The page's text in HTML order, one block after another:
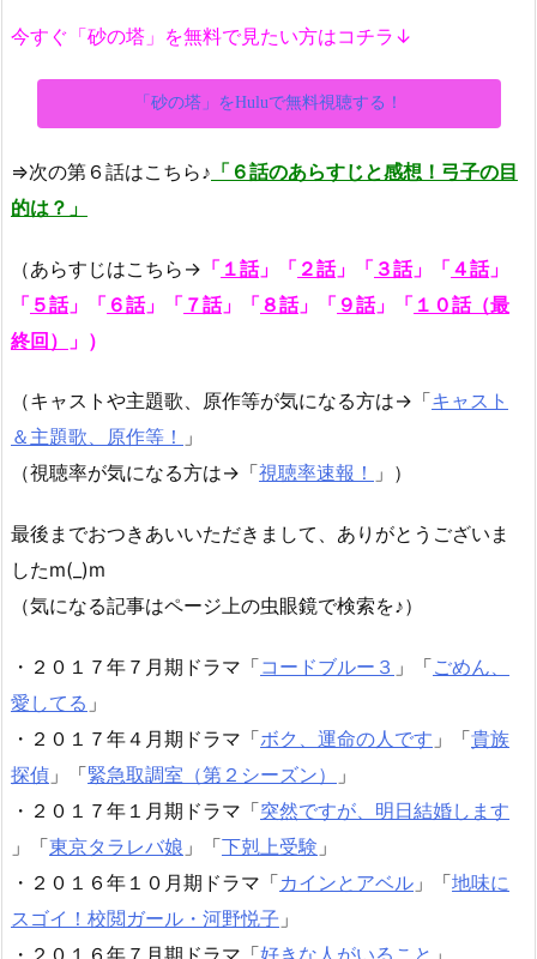
今すぐ「砂の塔」を無料で見たい方はコチラ↓
「砂の塔」をHuluで無料視聴する！
⇒次の第６話はこちら♪ 「６話のあらすじと感想！弓子の目
的は？」
（あらすじはこちら→ 「 １話」「 ２話」 「 ３話」 「 ４話」
「 ５話」 「 ６話」 「 ７話」 「 ８話」「 ９話」 「 １０話（最
終回）
」 ）
（キャストや主題歌、原作等が気になる方は→「キャスト
＆主題歌、原作等！ 」
（視聴率が気になる方は→「視聴率速報！ 」）
最後までおつきあいいただきまして、ありがとうございま
したm(_)m
（気になる記事はページ上の虫眼鏡で検索を♪）
・２０１７年７月期ドラマ「コードブルー３ 」「ごめん、
愛してる 」
・２０１７年４月期ドラマ「ボク、運命の人です 」「貴族
探偵 」「緊急取調室（第２シーズン）
」
・２０１７年１月期ドラマ「突然ですが、明日結婚します
」「東京タラレバ娘 」「下剋上受験 」
・２０１６年１０月期ドラマ「カインとアベル 」「地味に
スゴイ！校閲ガール・河野悦子 」